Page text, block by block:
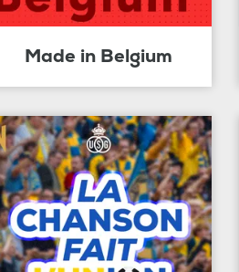
Made in Belgium